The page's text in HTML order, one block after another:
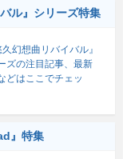
ル』シリーズ特集
久幻想曲リバイバル』
ズの注目記事、最新
どはここでチェッ
』特集